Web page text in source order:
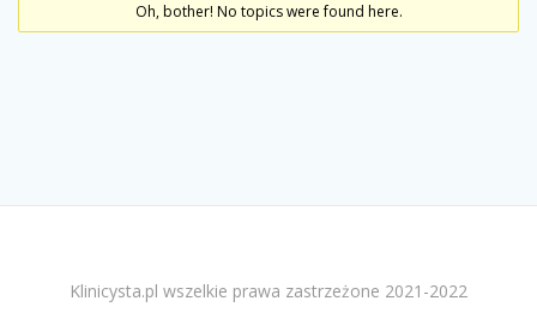
Oh, bother! No topics were found here.
Klinicysta.pl wszelkie prawa zastrzeżone 2021-2022